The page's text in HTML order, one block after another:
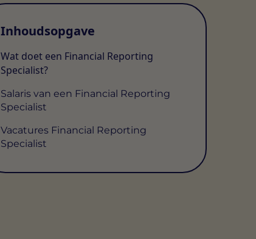
Inhoudsopgave
Wat doet een Financial Reporting
Specialist?
Salaris van een Financial Reporting
Specialist
Vacatures Financial Reporting
Specialist